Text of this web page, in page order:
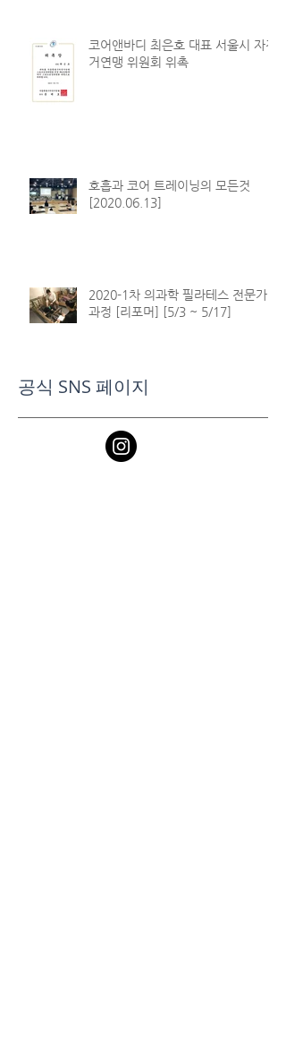
코어앤바디 최은호 대표 서울시 자전
거연맹 위원회 위촉
호흡과 코어 트레이닝의 모든것
[2020.06.13]
2020-1차 의과학 필라테스 전문가
과정 [리포머] [5/3 ~ 5/17]
공식 SNS 페이지